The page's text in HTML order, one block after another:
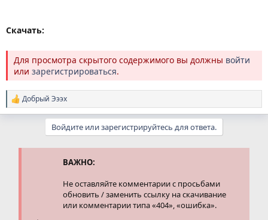
Скачать:
Для просмотра скрытого содержимого вы должны войти
или зарегистрироваться.
Р
е
Добрый Эээх
Войдите или зарегистрируйтесь для ответа.
ВАЖНО:
Не оставляйте комментарии с просьбами
обновить / заменить ссылку на скачивание
или комментарии типа «404», «ошибка».